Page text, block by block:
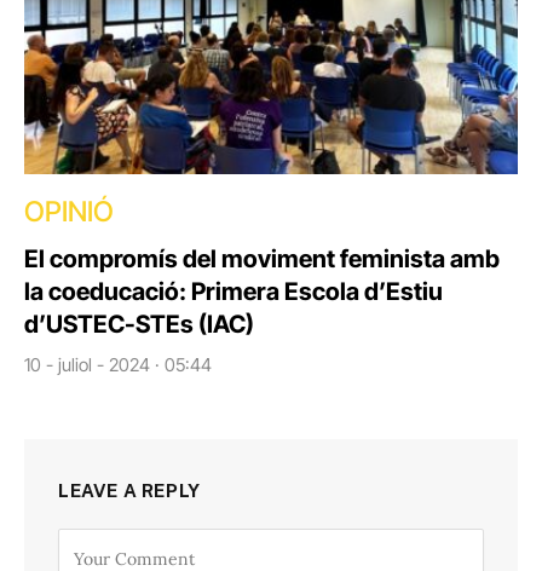
OPINIÓ
El compromís del moviment feminista amb
la coeducació: Primera Escola d’Estiu
d’USTEC-STEs (IAC)
10 - juliol - 2024 · 05:44
LEAVE A REPLY